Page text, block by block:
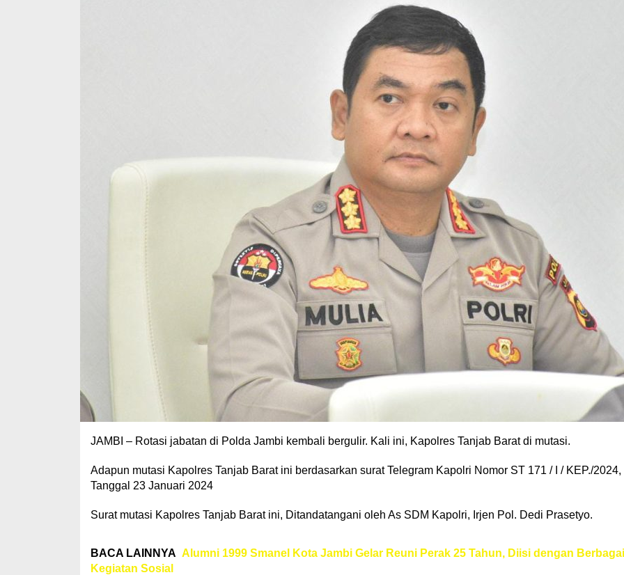
JAMBI – Rotasi jabatan di Polda Jambi kembali bergulir. Kali ini, Kapolres Tanjab Barat di mutasi.
Adapun mutasi Kapolres Tanjab Barat ini berdasarkan surat Telegram Kapolri Nomor ST 171 / I / KEP./2024,
Tanggal 23 Januari 2024
Surat mutasi Kapolres Tanjab Barat ini, Ditandatangani oleh As SDM Kapolri, Irjen Pol. Dedi Prasetyo.
BACA LAINNYA Alumni 1999 Smanel Kota Jambi Gelar Reuni Perak 25 Tahun, Diisi dengan Berbagai
Kegiatan Sosial